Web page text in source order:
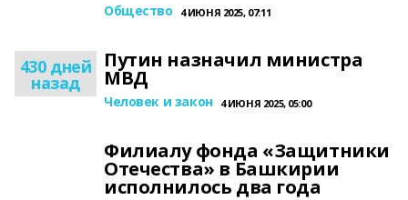
Общество 4 ИЮНЯ 2025, 07:11
430 дней
назад
Путин назначил министра
МВД
Человек и закон 4 ИЮНЯ 2025, 05:00
Филиалу фонда «Защитники
Отечества» в Башкирии
исполнилось два года